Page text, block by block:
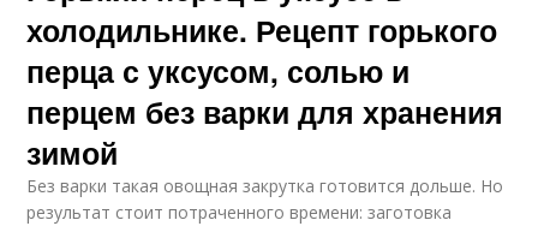
холодильнике. Рецепт горького
перца с уксусом, солью и
перцем без варки для хранения
зимой
Без варки такая овощная закрутка готовится дольше. Но
результат стоит потраченного времени: заготовка